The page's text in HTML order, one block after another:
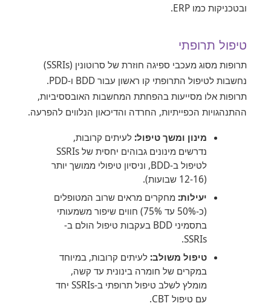
ובטכניקות כמו ERP.
טיפול תרופתי
תרופות מסוג מעכבי ספיגה חוזרת של סרוטונין (SSRIs)
נחשבות לטיפול התרופתי קו ראשון עבור BDD ו-PDD.
תרופות אלו מסייעות בהפחתת המחשבות האובססיביות,
ההתנהגויות הכפייתיות, החרדה והדיכאון הנלווים להפרעה.
מינון ומשך טיפול: לעיתים קרובות,
נדרשים מינונים גבוהים יחסית של SSRIs
לטיפול ב-BDD, וניסיון טיפולי ממושך יותר
(12-16 שבועות).
יעילות: מחקרים מראים שרוב המטופלים
(כ-50% עד 75%) חווים שיפור משמעותי
בתסמיני BDD בעקבות טיפול הולם ב-
SSRIs.
טיפול משולב: לעיתים קרובות, במיוחד
במקרים של חומרה בינונית עד קשה,
מומלץ לשלב טיפול תרופתי ב-SSRIs יחד
עם טיפול CBT.